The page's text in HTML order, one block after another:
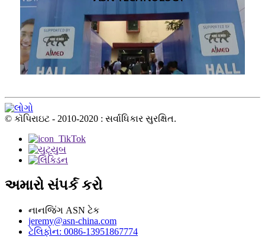
© કૉપિરાઇટ - 2010-2020 : સર્વાધિકાર સુરક્ષિત.
અમારો સંપર્ક કરો
નાનજિંગ ASN ટેક
jeremy@asn-china.com
ટેલિફોન: 0086-13951867774